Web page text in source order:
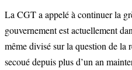
La CGT a appelé à continuer la
gouvernement est actuellement
même divisé sur la question de la
secoué depuis plus d’un an